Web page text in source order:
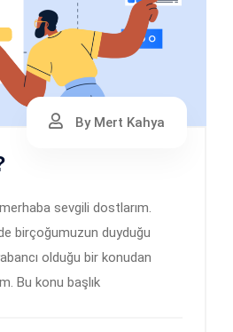
By Mert Kahya
sevgili dostlarım.
birçoğumuzun duyduğu
olduğu bir konudan
Bu konu başlık